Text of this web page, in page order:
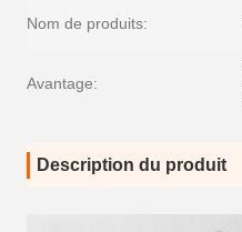
Nom de produits:
Avantage:
Description du produit